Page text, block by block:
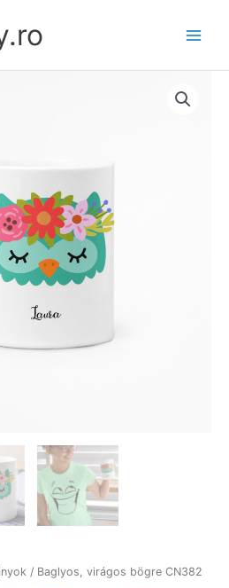
/ Baglyos, virágos bögre CN382